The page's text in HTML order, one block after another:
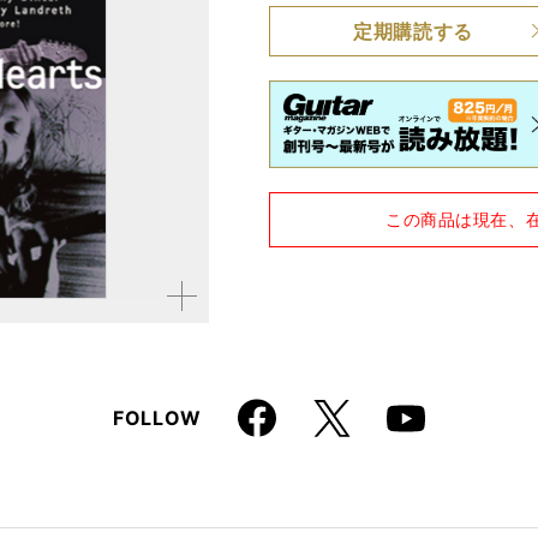
拡大す
雑誌
仕様 A4変形判 / 278ページ
定期購読する
この商品は現在、
FOLLOWFaceboo
k
X Youtube